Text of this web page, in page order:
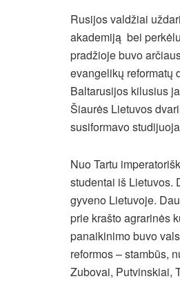
Rusijos valdžiai
akademiją bei
pradžioje buvo
evangelikų reformatų
Baltarusijos kilusius
Šiaurės Lietuvos
susiformavo
Nuo Tartu
studentai iš Lietuvos.
gyveno Lietuvoje.
prie krašto agrarinės
panaikinimo buvo
reformos – stambūs,
Zubovai, Putvinskiai,